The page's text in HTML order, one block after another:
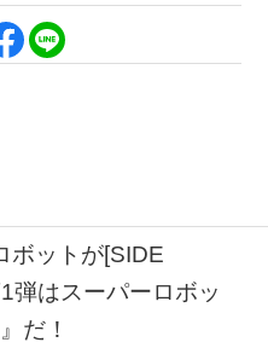
ボットが[SIDE
弾はスーパーロボッ
だ！